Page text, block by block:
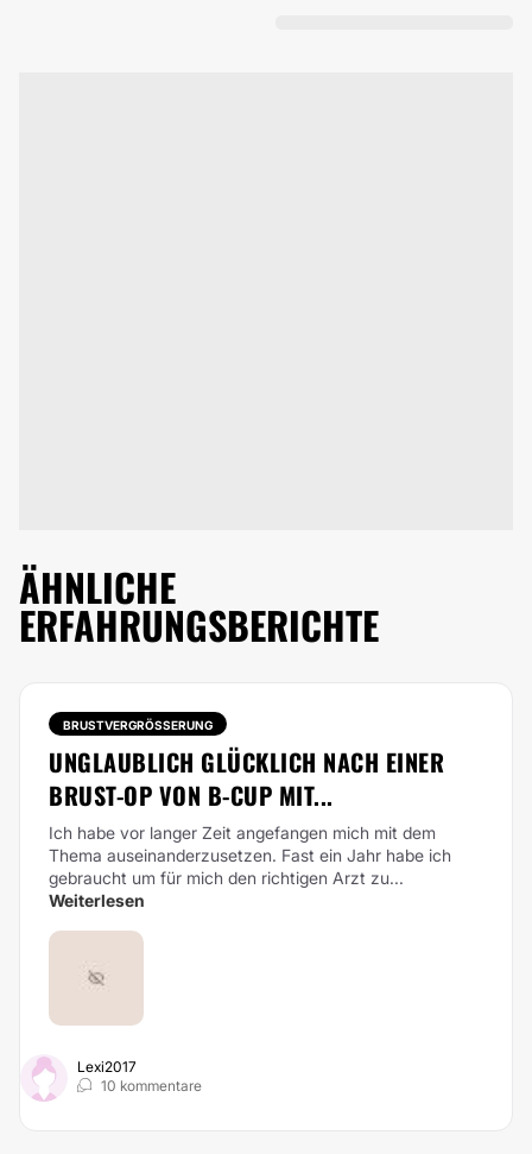
ÄHNLICHE
ERFAHRUNGSBERICHTE
BRUSTVERGRÖSSERUNG
UNGLAUBLICH GLÜCKLICH NACH EINER
BRUST-OP VON B-CUP MIT...
Ich habe vor langer Zeit angefangen mich mit dem
Thema auseinanderzusetzen. Fast ein Jahr habe ich
gebraucht um für mich den richtigen Arzt zu...
Weiterlesen
Lexi2017
10 kommentare